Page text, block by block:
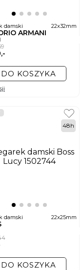
damski 22x32mm
ARMANI
DO KOSZYKA
damski 22x25mm
48h
DO KOSZYKA